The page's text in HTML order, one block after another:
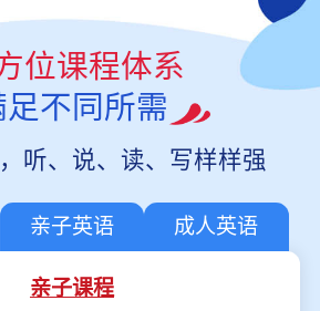
位课程体系
足不同所需
听、说、读、写样样强
亲子英语 成人英语
亲子课程